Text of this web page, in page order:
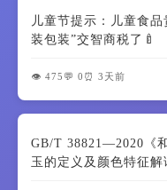
儿童节提示：儿童食
装包装”交智商税了🍼
👁️ 475 💬 0 ⏰ 3天前
GB/T 38821—2020《
玉的定义及颜色特征解